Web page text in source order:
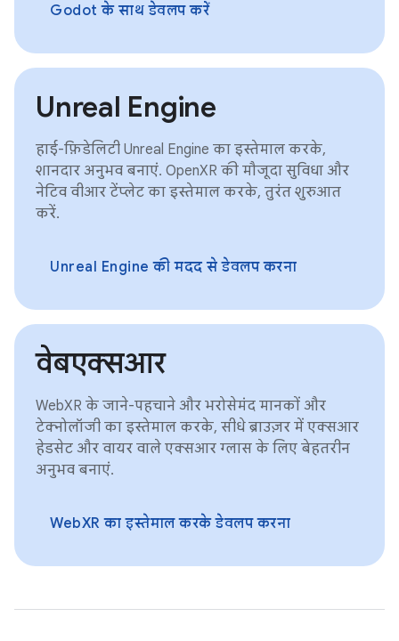
Godot के साथ डेवलप करें
Unreal Engine
हाई-फ़िडेलिटी Unreal Engine का इस्तेमाल करके,
शानदार अनुभव बनाएं. OpenXR की मौजूदा सुविधा और
नेटिव वीआर टेंप्लेट का इस्तेमाल करके, तुरंत शुरुआत
करें.
Unreal Engine की मदद से डेवलप करना
वेबएक्सआर
WebXR के जाने-पहचाने और भरोसेमंद मानकों और
टेक्नोलॉजी का इस्तेमाल करके, सीधे ब्राउज़र में एक्सआर
हेडसेट और वायर वाले एक्सआर ग्लास के लिए बेहतरीन
अनुभव बनाएं.
WebXR का इस्तेमाल करके डेवलप करना